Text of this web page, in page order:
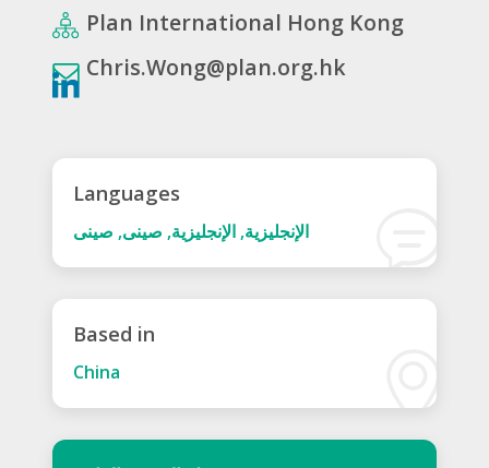
Plan International Hong Kong
Chris.Wong@plan.org.hk
Languages
الإنجليزية, الإنجليزية, صينى, صينى
Based in
China